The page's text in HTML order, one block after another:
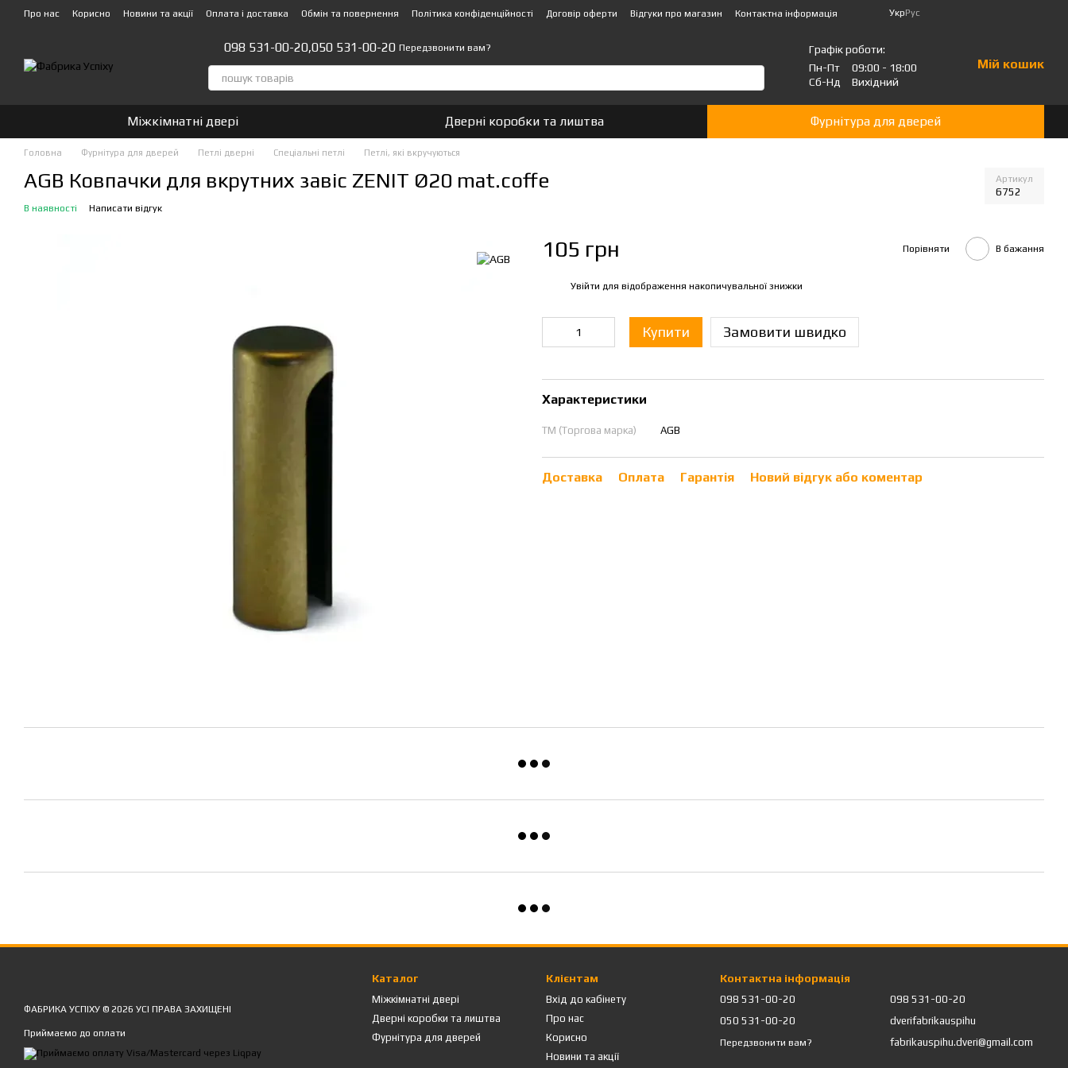
Перейти до основного контенту
Про нас Корисно Новини та акції Оплата і доставка Обмін та повернення Політика конфіденційності Договір оферти Відгуки про магазин
Контактна інформація
УкрРус
098 531-00-20,050 531-00-20 Передзвонити вам?
Графік роботи:
Пн-Пт
09:00 - 18:00
Сб-Нд
Вихідний
Мій кошик
Міжкімнатні двері Дверні коробки та лиштва Фурнітура для дверей
Головна Фурнітура для дверей Петлі дверні Спеціальні петлі Петлі, які вкручуються
AGB Ковпачки для вкрутних завіс ZENIT Ø20 mat.coffe Артикул
6752
В наявності Написати відгук
105 грн Порівняти В бажання
Увійти для відображення накопичувальної знижки
Купити Замовити швидко
Характеристики
ТМ (Торгова марка) AGB
Доставка Оплата Гарантія Новий відгук або коментар
ФАБРИКА УСПІХУ © 2026 УСІ ПРАВА ЗАХИЩЕНІ
Приймаємо до оплати
Каталог
Міжкімнатні двері
Дверні коробки та лиштва
Фурнітура для дверей
Клієнтам
Вхід до кабінету
Про нас
Корисно
Новини та акції
Контактна інформація
098 531-00-20
050 531-00-20
Передзвонити вам?
098 531-00-20
dverifabrikauspihu
fabrikauspihu.dveri@gmail.com